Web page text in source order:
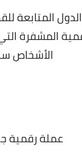
المتابعة
المشفرة
الأشخاص
عملة رقمية